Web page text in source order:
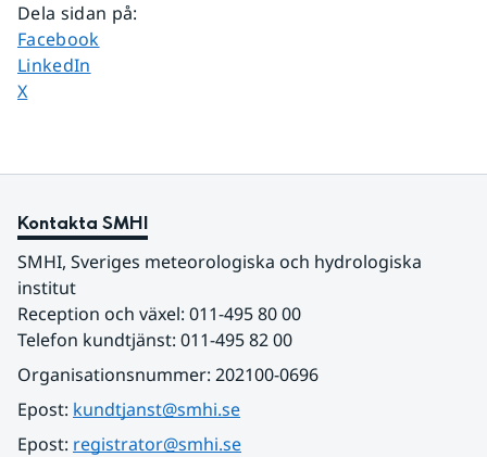
Dela sidan på:
Dela sidan på
Facebook
Dela sidan på
LinkedIn
Dela sidan på
X
Kontakta SMHI
SMHI, Sveriges meteorologiska och hydrologiska
institut
Reception och växel: 011-495 80 00
Telefon kundtjänst: 011-495 82 00
Organisationsnummer: 202100-0696
Epost: kundtjanst@smhi.se
Epost: registrator@smhi.se